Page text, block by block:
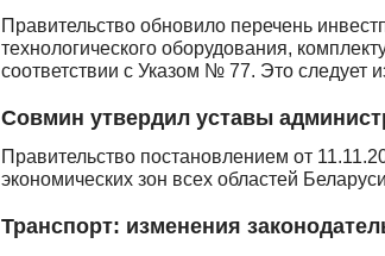
Правительство обновило перечень
технологического оборудования,
соответствии с Указом № 77. Это следует
Совмин утвердил уставы
Правительство постановлением от
экономических зон всех областей
Транспорт: изменения